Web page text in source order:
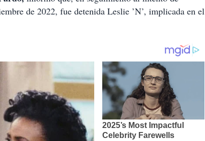
de 2022, fue detenida Leslie ’N’, implicada en el